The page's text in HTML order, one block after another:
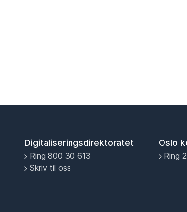
Digitaliseringsdirektoratet
Ring 800 30 613
Skriv til oss
Oslo
Ring